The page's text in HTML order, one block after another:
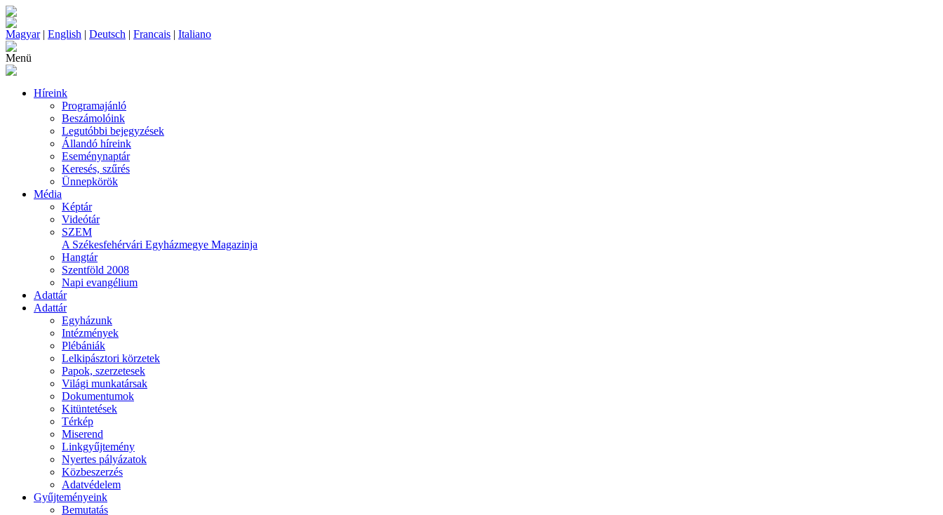
Magyar| English | Deutsch | Francais | Italiano
Menü
Híreink
Programajánló
Beszámolóink
Legutóbbi bejegyzések
Állandó híreink
Eseménynaptár
Keresés, szűrés
Ünnepkörök
Média
Képtár
Videótár
SZEM
A Székesfehérvári Egyházmegye Magazinja
Hangtár
Szentföld 2008
Napi evangélium
Adattár
Adattár
Egyházunk
Intézmények
Plébániák
Lelkipásztori körzetek
Papok, szerzetesek
Világi munkatársak
Dokumentumok
Kitüntetések
Térkép
Miserend
Linkgyűjtemény
Nyertes pályázatok
Közbeszerzés
Adatvédelem
Gyűjteményeink
Bemutatás